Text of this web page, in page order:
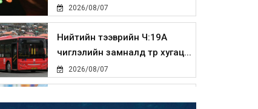
2026/08/07
Нийтийн тээврийн Ч:19А
чиглэлийн замналд түр хугац...
2026/08/07